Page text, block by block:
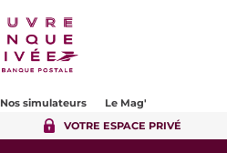
Nos simulateurs
Le Mag'
VOTRE ESPACE PRIVÉ